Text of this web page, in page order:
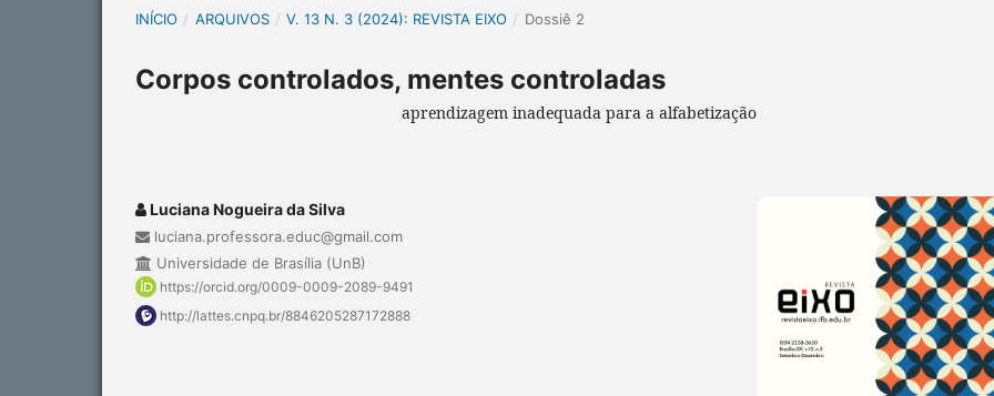
INÍCIO / ARQUIVOS / V. 13 N. 3 (2024): REVISTA EIXO / Dossiê 2
Corpos controlados, mentes controladas
aprendizagem inadequada para a alfabetização
Luciana Nogueira da Silva
luciana.professora.educ@gmail.com
Universidade de Brasília (UnB)
https://orcid.org/0009-0009-2089-9491
http://lattes.cnpq.br/8846205287172888